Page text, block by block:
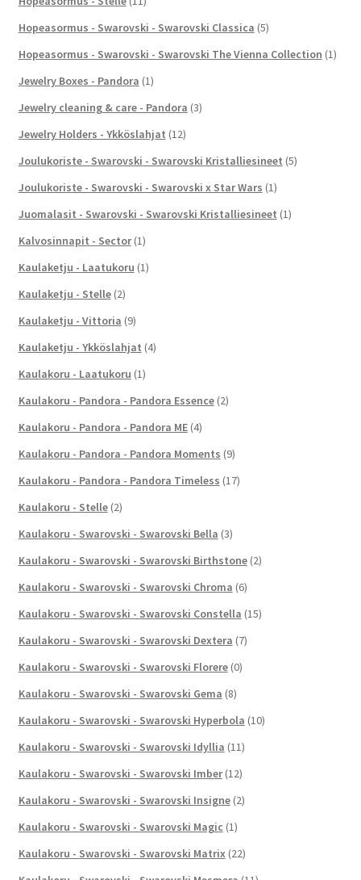
Hopeasormus - Swarovski - Swarovski Classica (5)
Hopeasormus - Swarovski - Swarovski The Vienna Collection (1)
Jewelry Boxes - Pandora (1)
Jewelry cleaning & care - Pandora (3)
Jewelry Holders - Ykköslahjat (12)
Joulukoriste - Swarovski - Swarovski Kristalliesineet (5)
Joulukoriste - Swarovski - Swarovski x Star Wars (1)
Juomalasit - Swarovski - Swarovski Kristalliesineet (1)
Kalvosinnapit - Sector (1)
Kaulaketju - Laatukoru (1)
Kaulaketju - Stelle (2)
Kaulaketju - Vittoria (9)
Kaulaketju - Ykköslahjat (4)
Kaulakoru - Laatukoru (1)
Kaulakoru - Pandora - Pandora Essence (2)
Kaulakoru - Pandora - Pandora ME (4)
Kaulakoru - Pandora - Pandora Moments (9)
Kaulakoru - Pandora - Pandora Timeless (17)
Kaulakoru - Stelle (2)
Kaulakoru - Swarovski - Swarovski Bella (3)
Kaulakoru - Swarovski - Swarovski Birthstone (2)
Kaulakoru - Swarovski - Swarovski Chroma (6)
Kaulakoru - Swarovski - Swarovski Constella (15)
Kaulakoru - Swarovski - Swarovski Dextera (7)
Kaulakoru - Swarovski - Swarovski Florere (0)
Kaulakoru - Swarovski - Swarovski Gema (8)
Kaulakoru - Swarovski - Swarovski Hyperbola (10)
Kaulakoru - Swarovski - Swarovski Idyllia (11)
Kaulakoru - Swarovski - Swarovski Imber (12)
Kaulakoru - Swarovski - Swarovski Insigne (2)
Kaulakoru - Swarovski - Swarovski Magic (1)
Kaulakoru - Swarovski - Swarovski Matrix (22)